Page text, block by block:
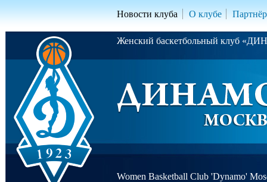
Новости клуба О клубе
Женский баскетбольный клуб
Women Basketball Club 'Dynamo'